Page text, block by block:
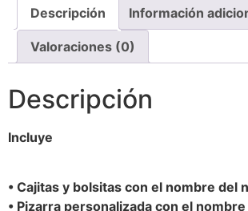
Descripción Información
Valoraciones (0)
Descripción
Incluye
• Cajitas y bolsitas con el nombre del
• Pizarra personalizada con el